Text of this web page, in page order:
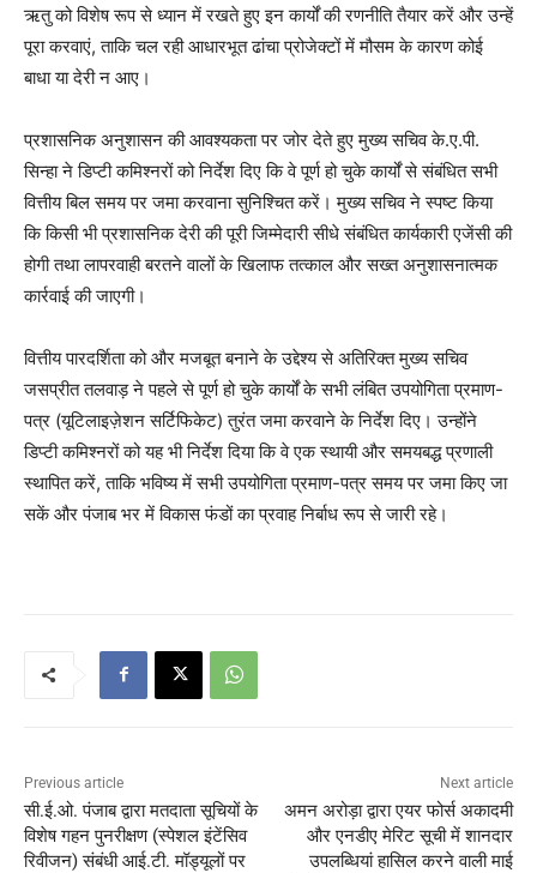
ऋतु को विशेष रूप से ध्यान में रखते हुए इन कार्यों की रणनीति तैयार करें और उन्हें
पूरा करवाएं, ताकि चल रही आधारभूत ढांचा प्रोजेक्टों में मौसम के कारण कोई
बाधा या देरी न आए।
प्रशासनिक अनुशासन की आवश्यकता पर जोर देते हुए मुख्य सचिव के.ए.पी.
सिन्हा ने डिप्टी कमिश्नरों को निर्देश दिए कि वे पूर्ण हो चुके कार्यों से संबंधित सभी
वित्तीय बिल समय पर जमा करवाना सुनिश्चित करें। मुख्य सचिव ने स्पष्ट किया
कि किसी भी प्रशासनिक देरी की पूरी जिम्मेदारी सीधे संबंधित कार्यकारी एजेंसी की
होगी तथा लापरवाही बरतने वालों के खिलाफ तत्काल और सख्त अनुशासनात्मक
कार्रवाई की जाएगी।
वित्तीय पारदर्शिता को और मजबूत बनाने के उद्देश्य से अतिरिक्त मुख्य सचिव
जसप्रीत तलवाड़ ने पहले से पूर्ण हो चुके कार्यों के सभी लंबित उपयोगिता प्रमाण-
पत्र (यूटिलाइज़ेशन सर्टिफिकेट) तुरंत जमा करवाने के निर्देश दिए। उन्होंने
डिप्टी कमिश्नरों को यह भी निर्देश दिया कि वे एक स्थायी और समयबद्ध प्रणाली
स्थापित करें, ताकि भविष्य में सभी उपयोगिता प्रमाण-पत्र समय पर जमा किए जा
सकें और पंजाब भर में विकास फंडों का प्रवाह निर्बाध रूप से जारी रहे।
Previous article
सी.ई.ओ. पंजाब द्वारा मतदाता सूचियों के
विशेष गहन पुनरीक्षण (स्पेशल इंटेंसिव
रिवीजन) संबंधी आई.टी. मॉड्यूलों पर
Next article
अमन अरोड़ा द्वारा एयर फोर्स अकादमी
और एनडीए मेरिट सूची में शानदार
उपलब्धियां हासिल करने वाली माई